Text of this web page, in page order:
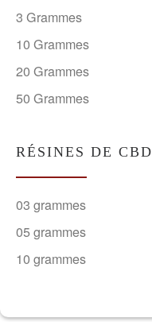
3 Grammes
10 Grammes
20 Grammes
50 Grammes
RÉSINES DE CBD
03 grammes
05 grammes
10 grammes